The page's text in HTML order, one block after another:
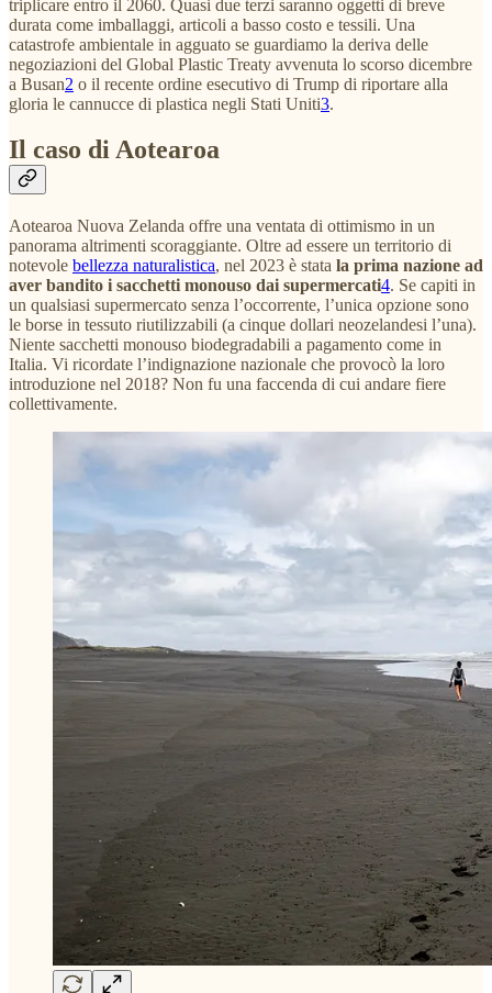
triplicare entro il 2060. Quasi due terzi saranno oggetti di breve
durata come imballaggi, articoli a basso costo e tessili. Una
catastrofe ambientale in agguato se guardiamo la deriva delle
negoziazioni del Global Plastic Treaty avvenuta lo scorso dicembre
a Busan2 o il recente ordine esecutivo di Trump di riportare alla
gloria le cannucce di plastica negli Stati Uniti3.
Il caso di Aotearoa
Aotearoa Nuova Zelanda offre una ventata di ottimismo in un
panorama altrimenti scoraggiante. Oltre ad essere un territorio di
notevole bellezza naturalistica, nel 2023 è stata la prima nazione ad
aver bandito i sacchetti monouso dai supermercati4. Se capiti in
un qualsiasi supermercato senza l’occorrente, l’unica opzione sono
le borse in tessuto riutilizzabili (a cinque dollari neozelandesi l’una).
Niente sacchetti monouso biodegradabili a pagamento come in
Italia. Vi ricordate l’indignazione nazionale che provocò la loro
introduzione nel 2018? Non fu una faccenda di cui andare fiere
collettivamente.